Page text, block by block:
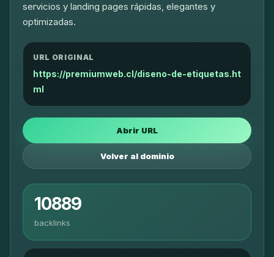
servicios y landing pages rápidas, elegantes y
optimizadas.
URL ORIGINAL
https://premiumweb.cl/diseno-de-etiquetas.ht
ml
Abrir URL
Volver al dominio
10889
backlinks